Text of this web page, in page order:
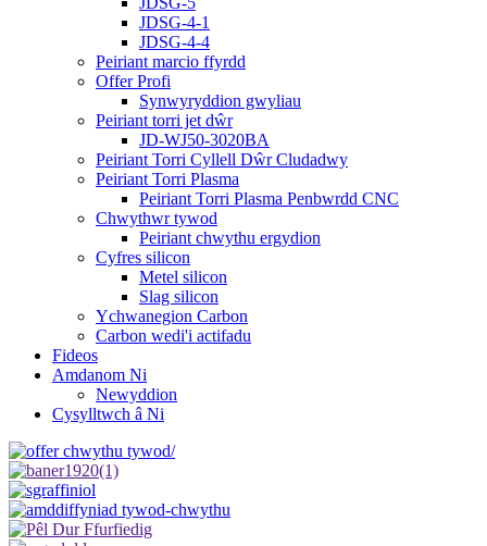
JDSG-4-1
JDSG-4-4
Peiriant marcio ffyrdd
Offer Profi
Synwyryddion gwyliau
Peiriant torri jet dŵr
JD-WJ50-3020BA
Peiriant Torri Cyllell Dŵr Cludadwy
Peiriant Torri Plasma
Peiriant Torri Plasma Penbwrdd CNC
Chwythwr tywod
Peiriant chwythu ergydion
Cyfres silicon
Metel silicon
Slag silicon
Ychwanegion Carbon
Carbon wedi'i actifadu
Fideos
Amdanom Ni
Newyddion
Cysylltwch â Ni